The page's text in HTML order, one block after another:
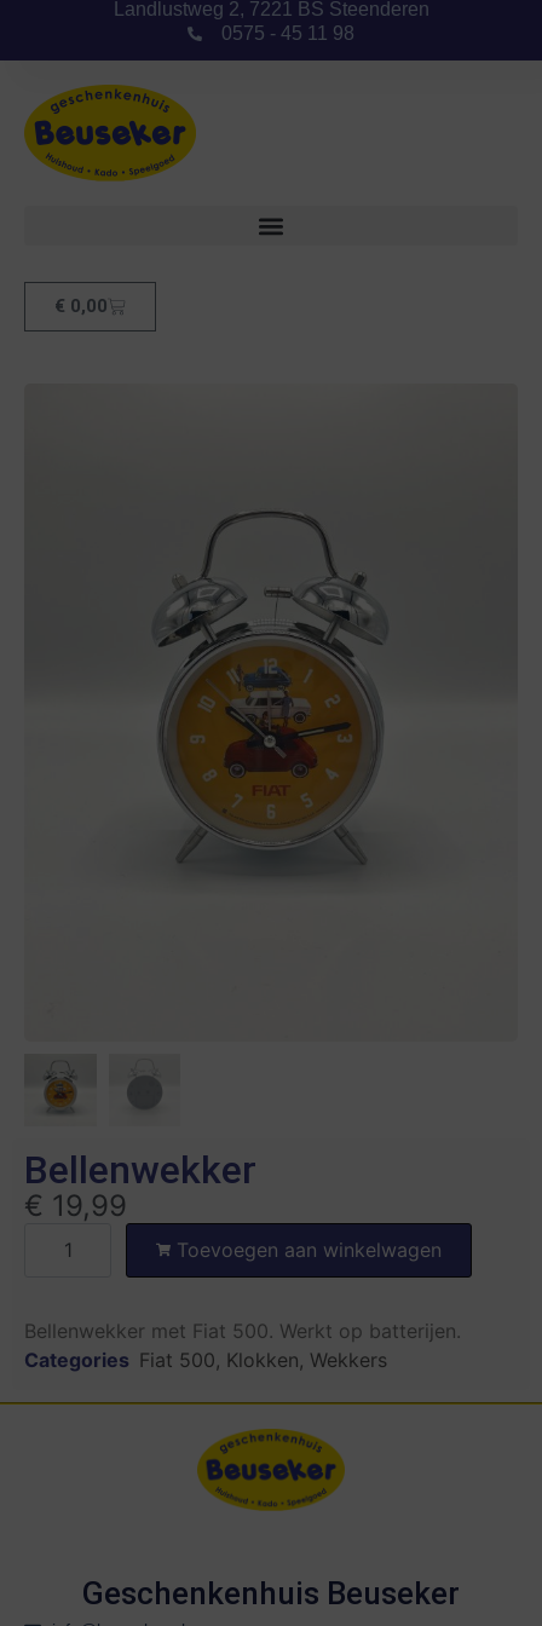
Landlustweg 2, 7221 BS Steenderen
0575 - 45 11 98
€ 0,00
Bellenwekker
€ 19,99
Toevoegen aan winkelwagen
Bellenwekker met Fiat 500. Werkt op batterijen.
Categories Fiat 500, Klokken, Wekkers
Geschenkenhuis Beuseker